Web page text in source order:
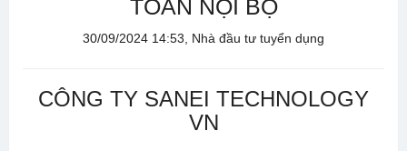
TOÁN NỘI BỘ
30/09/2024 14:53, Nhà đầu tư tuyển dụng
CÔNG TY SANEI TECHNOLOGY
VN